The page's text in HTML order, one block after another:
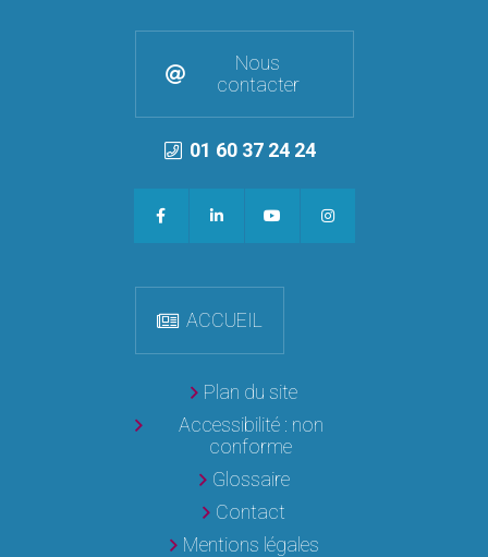
Nous
contacter
01 60 37 24 24
ACCUEIL
Plan du site
Accessibilité : non
conforme
Glossaire
Contact
Mentions légales